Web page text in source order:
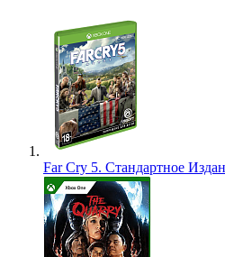
Far Cry 5. Стандартное